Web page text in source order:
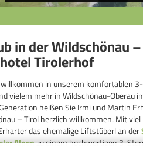
in der Wildschönau
Tirolerhof
willkommen in unserem komfortablen
vielem mehr in Wildschönau-Oberau
heißen Sie Irmi und Martin
– Tirol herzlich willkommen. Mit
das ehemalige Liftstüberl an der
Alpenzu einem hochwertigen 3-